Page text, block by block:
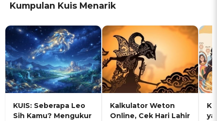
Kumpulan Kuis Menarik
KUIS: Seberapa Leo
Sih Kamu? Mengukur
Kalkulator Weton
Online, Cek Hari Lahir